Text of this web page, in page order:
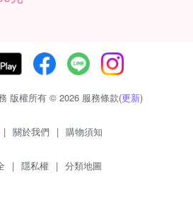
版權所有 © 2026 服務條款(更新)
| 關於我們 | 購物須知
| 隱私權 | 分類地圖